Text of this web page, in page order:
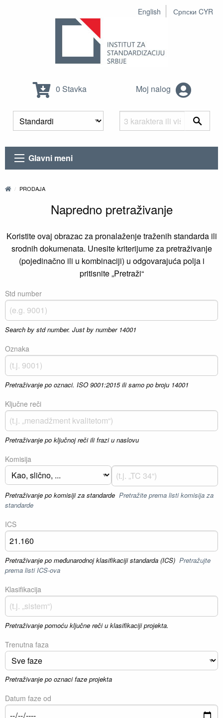
English Српски CYR
0 Stavka Moj nalog
Glavni meni
PRODAJA
Napredno pretraživanje
Koristite ovaj obrazac za pronalaženje traženih standarda ili
srodnih dokumenata. Unesite kriterijume za pretraživanje
(pojedinačno ili u kombinaciji) u odgovarajuća polja i
pritisnite „Pretraži“
Std number
Search by std number. Just by number 14001
Oznaka
Pretraživanje po oznaci. ISO 9001:2015 ili samo po broju 14001
Ključne reči
Pretraživanje po ključnoj reči ili frazi u naslovu
Komisija
Pretraživanje po komisiji za standarde Pretražite prema listi komisija za
standarde
ICS
Pretraživanje po međunarodnoj klasifikaciji standarda (ICS) Pretražujte
prema listi ICS-ova
Klasifikacija
Pretraživanje pomoću ključne reči u klasifikaciji projekta.
Trenutna faza
Pretraživanje po oznaci faze projekta
Datum faze od